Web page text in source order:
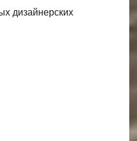
дизайнерских